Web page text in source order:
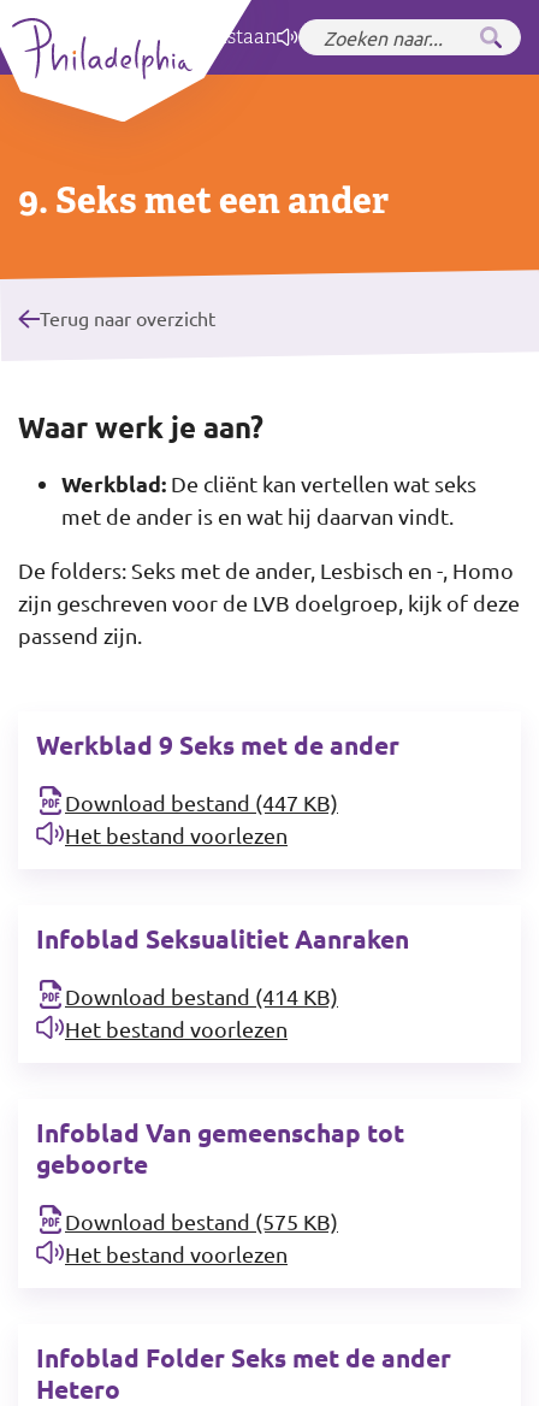
Zet hoog contrastaan
9. Seks met een ander
Terug naar overzicht
Waar werk je aan?
Werkblad: De cliënt kan vertellen wat seks
met de ander is en wat hij daarvan vindt.
De folders: Seks met de ander, Lesbisch en -, Homo
zijn geschreven voor de LVB doelgroep, kijk of deze
passend zijn.
Werkblad 9 Seks met de ander
Download bestand (447 KB)
Het bestand voorlezen
Infoblad Seksualitiet Aanraken
Download bestand (414 KB)
Het bestand voorlezen
Infoblad Van gemeenschap tot
geboorte
Download bestand (575 KB)
Het bestand voorlezen
Infoblad Folder Seks met de ander
Hetero